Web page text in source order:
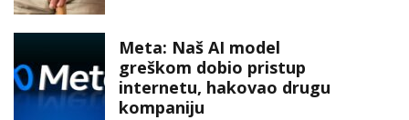
Meta: Naš AI model
greškom dobio pristup
internetu, hakovao drugu
kompaniju